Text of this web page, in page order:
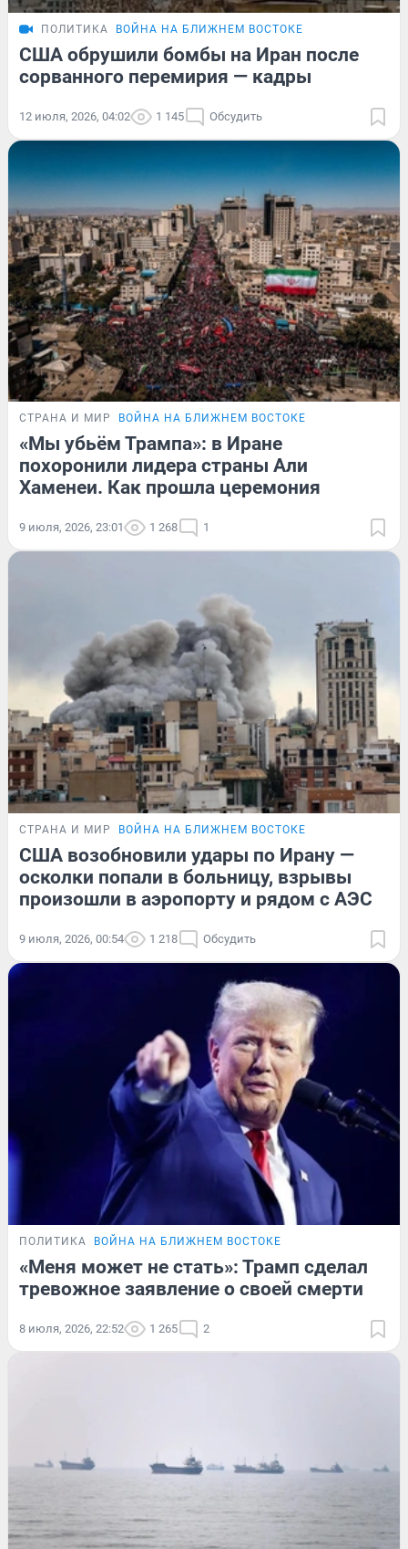
ПОЛИТИКА ВОЙНА НА БЛИЖНЕМ ВОСТОКЕ
США обрушили бомбы на Иран после
сорванного перемирия — кадры
12 июля, 2026, 04:02 1 145 Обсудить
СТРАНА И МИР ВОЙНА НА БЛИЖНЕМ ВОСТОКЕ
«Мы убьём Трампа»: в Иране
похоронили лидера страны Али
Хаменеи. Как прошла церемония
9 июля, 2026, 23:01 1 268 1
СТРАНА И МИР ВОЙНА НА БЛИЖНЕМ ВОСТОКЕ
США возобновили удары по Ирану —
осколки попали в больницу, взрывы
произошли в аэропорту и рядом с АЭС
9 июля, 2026, 00:54 1 218 Обсудить
ПОЛИТИКА ВОЙНА НА БЛИЖНЕМ ВОСТОКЕ
«Меня может не стать»: Трамп сделал
тревожное заявление о своей смерти
8 июля, 2026, 22:52 1 265 2